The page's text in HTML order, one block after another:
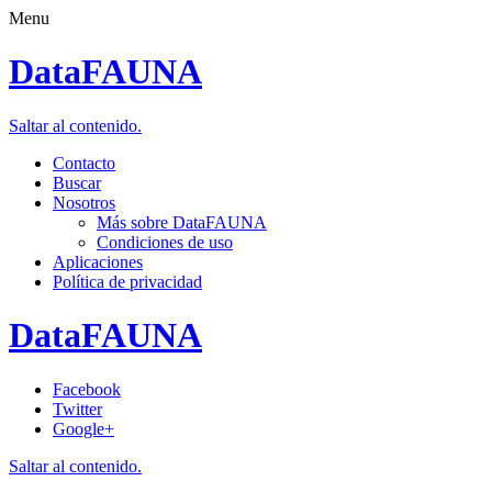
Menu
DataFAUNA
Saltar al contenido.
Contacto
Buscar
Nosotros
Más sobre DataFAUNA
Condiciones de uso
Aplicaciones
Política de privacidad
DataFAUNA
Facebook
Twitter
Google+
Saltar al contenido.